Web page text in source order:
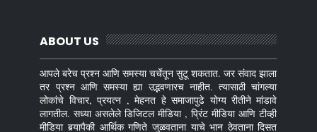
ABOUT US
आपले बरेच प्रश्न आणि समस्या चर्चेतून सुटू शकतात. जर संवाद झाला
तर प्रश्न आणि समस्या ह्या उद्भवणारच नाहीत. त्यासाठी चांगल्या
लोकांचे विचार, प्रयत्न , मेहनत हे समाजापुढे योग्य रीतीने मांडावे
लागतील. सध्या असलेले डिजिटल मीडिया , प्रिंट मीडिया आणि टीव्ही
मीडिया बर्‍यापैकी आर्थिक गणिते जुळवताना याचे भान ठेवताना दिसत